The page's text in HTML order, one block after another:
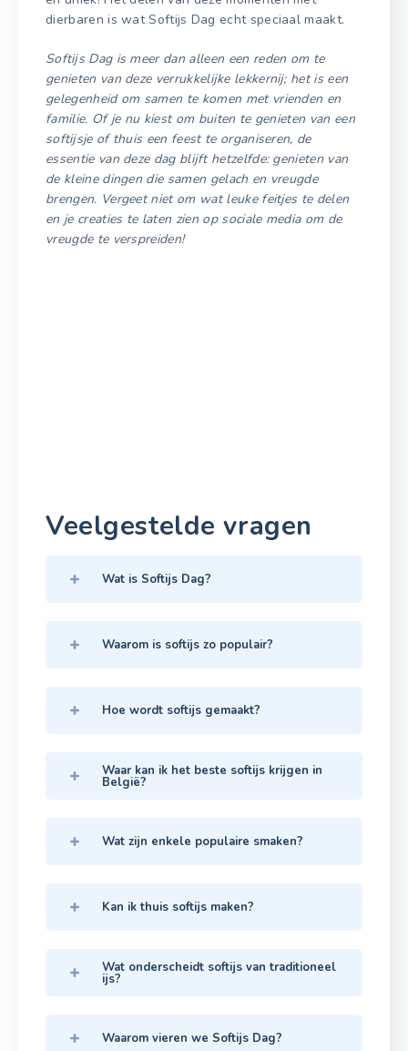
dierbaren is wat Softijs Dag echt speciaal maakt.
Softijs Dag is meer dan alleen een reden om te
genieten van deze verrukkelijke lekkernij; het is een
gelegenheid om samen te komen met vrienden en
familie. Of je nu kiest om buiten te genieten van een
softijsje of thuis een feest te organiseren, de
essentie van deze dag blijft hetzelfde: genieten van
de kleine dingen die samen gelach en vreugde
brengen. Vergeet niet om wat leuke feitjes te delen
en je creaties te laten zien op sociale media om de
vreugde te verspreiden!
Veelgestelde vragen
Wat is Softijs Dag?
Waarom is softijs zo populair?
Hoe wordt softijs gemaakt?
Waar kan ik het beste softijs krijgen in
België?
Wat zijn enkele populaire smaken?
Kan ik thuis softijs maken?
Wat onderscheidt softijs van traditioneel
ijs?
Waarom vieren we Softijs Dag?